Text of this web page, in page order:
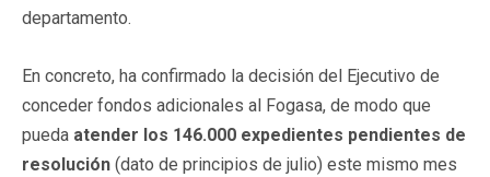
departamento.
En concreto, ha confirmado la decisión del Ejecutivo de
conceder fondos adicionales al Fogasa, de modo que
pueda atender los 146.000 expedientes pendientes de
resolución (dato de principios de julio) este mismo mes